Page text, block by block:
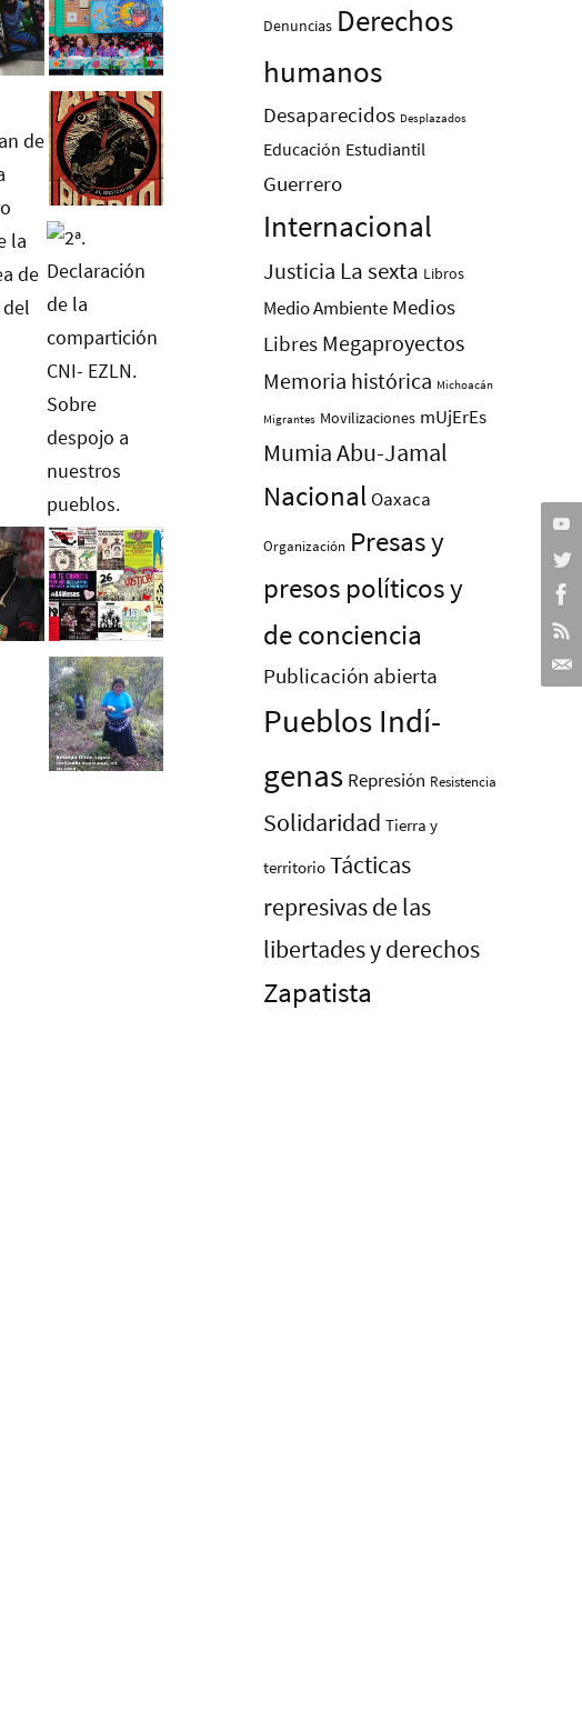
Denuncias Derechos
humanos
Desaparecidos Desplazados
Educación Estudiantil
Guerrero
Internacional
Justicia La sexta Libros
Medio Ambiente Medios
Libres Megaproyectos
Memoria histórica Michoacán
Migrantes Movilizaciones mUjErEs
Mumia Abu-Jamal
Nacional Oaxaca
Organización Presas y
presos polí­ticos y
de conciencia
Publicación abierta
Pueblos Indí­
genas Represión Resistencia
Solidaridad Tierra y
territorio Tácticas
represivas de las
libertades y derechos
Zapatista